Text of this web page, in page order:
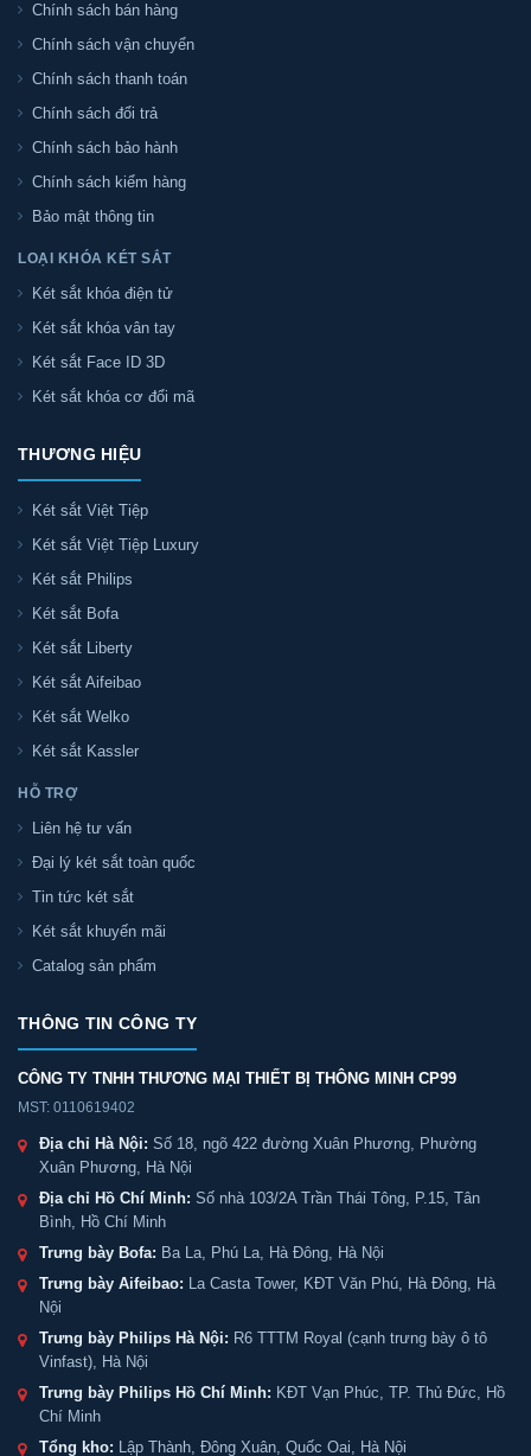
Chính sách bán hàng
Chính sách vận chuyển
Chính sách thanh toán
Chính sách đổi trả
Chính sách bảo hành
Chính sách kiểm hàng
Bảo mật thông tin
LOẠI KHÓA KÉT SẮT
Két sắt khóa điện tử
Két sắt khóa vân tay
Két sắt Face ID 3D
Két sắt khóa cơ đổi mã
THƯƠNG HIỆU
Két sắt Việt Tiệp
Két sắt Việt Tiệp Luxury
Két sắt Philips
Két sắt Bofa
Két sắt Liberty
Két sắt Aifeibao
Két sắt Welko
Két sắt Kassler
HỖ TRỢ
Liên hệ tư vấn
Đại lý két sắt toàn quốc
Tin tức két sắt
Két sắt khuyến mãi
Catalog sản phẩm
THÔNG TIN CÔNG TY
CÔNG TY TNHH THƯƠNG MẠI THIẾT BỊ THÔNG MINH CP99
MST: 0110619402
Địa chỉ Hà Nội: Số 18, ngõ 422 đường Xuân Phương, Phường
Xuân Phương, Hà Nội
Địa chỉ Hồ Chí Minh: Số nhà 103/2A Trần Thái Tông, P.15, Tân
Bình, Hồ Chí Minh
Trưng bày Bofa: Ba La, Phú La, Hà Đông, Hà Nội
Trưng bày Aifeibao: La Casta Tower, KĐT Văn Phú, Hà Đông, Hà
Nội
Trưng bày Philips Hà Nội: R6 TTTM Royal (cạnh trưng bày ô tô
Vinfast), Hà Nội
Trưng bày Philips Hồ Chí Minh: KĐT Vạn Phúc, TP. Thủ Đức, Hồ
Chí Minh
Tổng kho: Lập Thành, Đông Xuân, Quốc Oai, Hà Nội